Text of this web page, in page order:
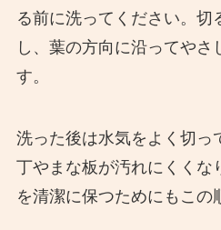
る前に洗ってください。切
し、葉の方向に沿ってやさ
す。
洗った後は水気をよく切っ
丁やまな板が汚れにくくな
を清潔に保つためにもこの